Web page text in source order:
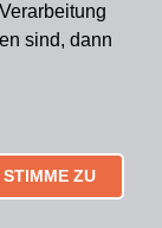
sind, dann
ZU